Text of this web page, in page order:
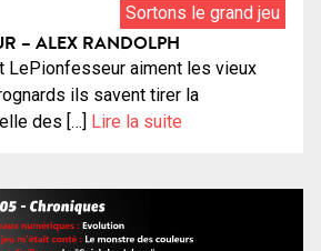
Sortons le grand jeu
– ALEX RANDOLPH
LePionfesseur aiment les vieux
ils savent tirer la
des […] Lire la suite